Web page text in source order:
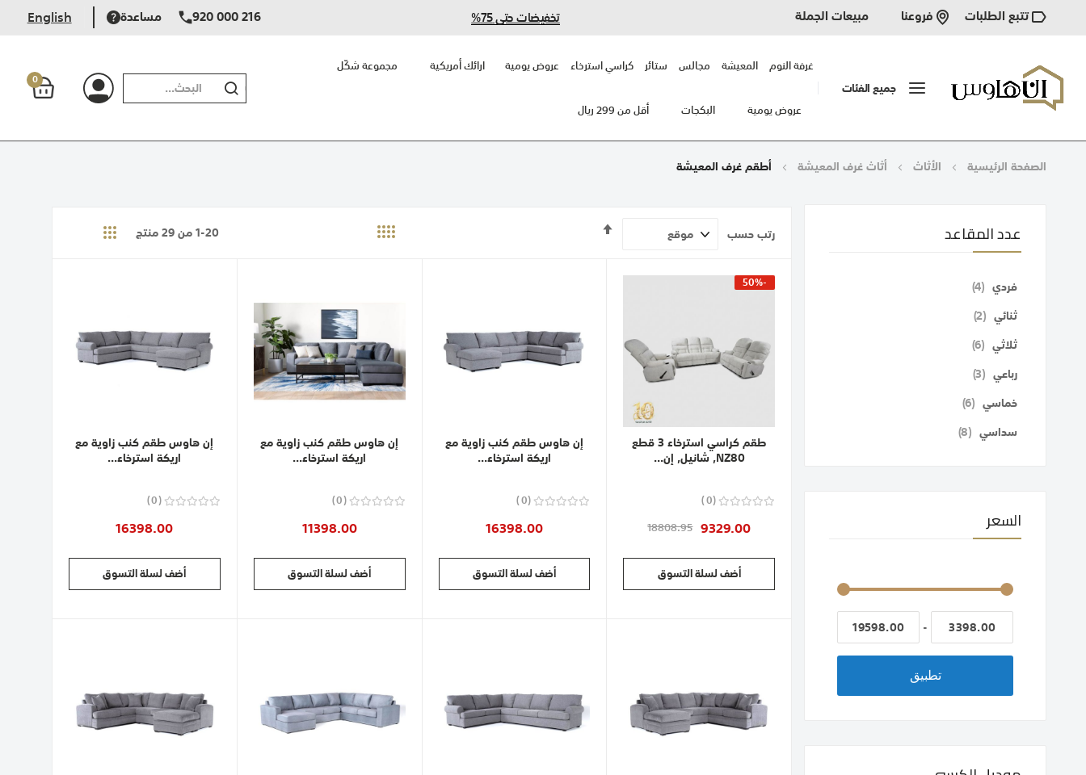
تتبع الطلبات فروعنا مبيعات الجملة تخفيضات حتى 75% مساعدة 920 000 216
English
جميع الفئات
غرفة النوم المعيشة مجالس ستائر كراسي استرخاء عروض يومية ارائك أمريكية مجموعة شكّل
عروض يومية البكجات أقل من 299 ريال
بحث
0
الصفحة الرئيسية الأثاث أثاث غرف المعيشة أطقم غرف المعيشة
الشبكةقائمة 1-20 من29منتج رتب حسب
-50%
طقم كراسي استرخاء 3 قطع
NZ80, شانيل, إن...
0
9329.00
18808.95
أضف لسلة التسوق
إن هاوس طقم كنب زاوية مع
اريكة استرخاء...
0
16398.00
أضف لسلة التسوق
إن هاوس طقم كنب زاوية مع
اريكة استرخاء...
0
11398.00
أضف لسلة التسوق
إن هاوس طقم كنب زاوية مع
اريكة استرخاء...
0
16398.00
أضف لسلة التسوق
عدد المقاعد
فردي 4
ثنائي 2
ثلاثي 6
رباعي 3
خماسي 6
سداسي 8
السعر
-
تطبيق